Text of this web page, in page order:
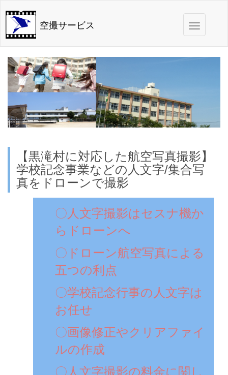
navigation
空撮サービス
【黒滝村に対応した航空写真撮影】
学校記念事業などの人文字/集合写
真をドローンで撮影
〇人文字撮影はセスナ機か
らドローンへ
〇ドローン航空写真による
五つの利点
〇学校記念行事の人文字は
お任せ
〇画像修正やクリアファイ
ルの作成
〇人文字撮影の料金に関し